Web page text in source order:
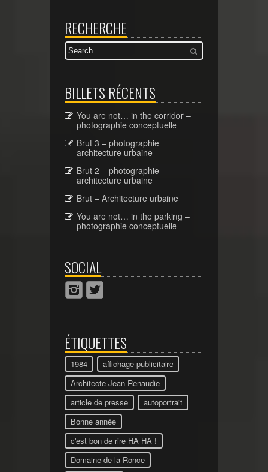
RECHERCHE
BILLETS RÉCENTS
You are not… in the corridor –
photographie conceptuelle
Brut 3 – photographie
architecture urbaine
Brut 2 – photographie
architecture urbaine
Brut – Architecture urbaine
You are not… in the parking –
photographie conceptuelle
SOCIAL
ÉTIQUETTES
1984
affichage publicitaire
Architecte Jean Renaudie
article de presse
autoportrait
Bonne année
c'est bon de rire HA HA !
Domaine de la Ronce